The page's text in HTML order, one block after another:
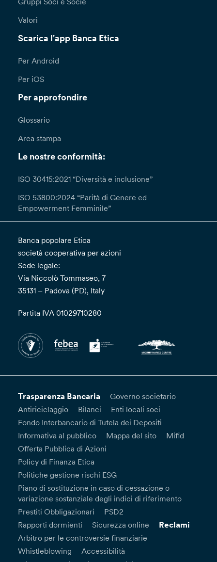
Valori
Scarica l'app Banca Etica
Per Android
Per iOS
Per approfondire
Glossario
Area stampa
Le nostre conformità:
ISO 30415:2021 “Diversità e inclusione”
ISO 53800:2024 “Parità di Genere ed
Empowerment Femminile”
Banca popolare Etica
società cooperativa per azioni
Sede legale:
Via Niccolò Tommaseo, 7
35131 – Padova (PD), Italy
Partita IVA 01029710280
Trasparenza Bancaria
Governo societario
Antiriciclaggio
Bilanci
Enti locali soci
Fondo Interbancario di Tutela dei Depositi
Informativa al pubblico
Mappa del sito
Mifid
Offerta Pubblica di Azioni
Policy di Finanza Etica
Politiche gestione rischi ESG
Piano di sostituzione in caso di cessazione o
variazione sostanziale degli indici di riferimento
Prestiti Obbligazionari
PSD2
Rapporti dormienti
Sicurezza online Reclami
Arbitro per le controversie finanziarie
Whistleblowing
Accessibilità